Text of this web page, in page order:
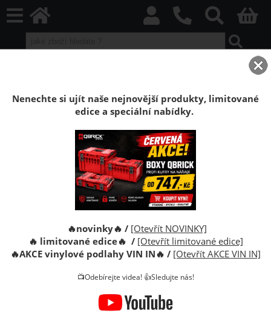
Závitové vložky M8 do boxů 2.0 Qbrick
System
Závitové vložky určené pro boxy Qbrick System 2.0
pro černé boxy. Boxy ONE 2.0, PRO 2.0, PRIME 2.0
Nenechte si ujít naše nejnovější produkty, limitované
edice a speciální nabídky.
🔥novinky🔥 / [Otevřít NOVINKY]
🔥 limitované edice🔥 / [Otevřít limitované edice]
🔥AKCE vinylové podlahy VIN IN🔥 / [Otevřít AKCE VIN IN]
📺Odebírejte videa! 👍Sledujte nás!